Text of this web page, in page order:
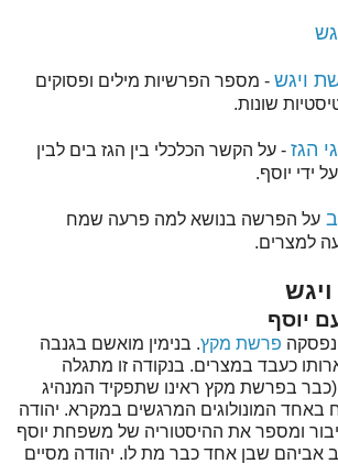
ויגש - מספר הפרשיות מילים ופסוקים
שונות.
הגז - על הקשר הכלכלי בין הגז בים לבין
ידי יוסף.
על הפרשה בנושא למה פרעה שמח
למצרים.
יוסף
פרשת מקץ. בנימין מואשם בגנבה
כעבד במצרים. בנקודה זו מתגלה
(כבר בפרשת מקץ ראינו שתפקיד המנהיג
באחד המונולוגים המרגשים במקרא. יהודה
ומספר את ההיסטוריה של משפחת יוסף
אביהם שבן אחד כבר מת לו. יהודה מסיים